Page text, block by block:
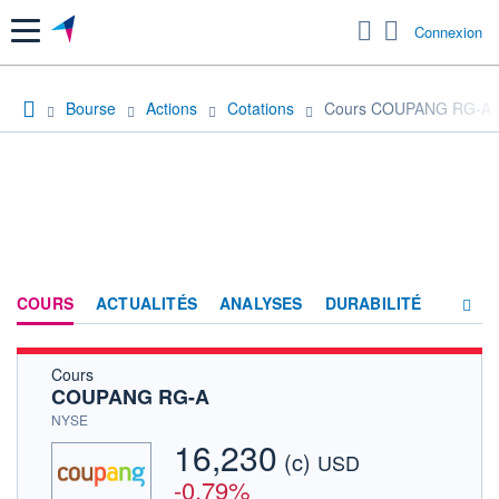
Menu Connexion
Bourse Actions Cotations Cours COUPANG RG-A
COURS ACTUALITÉS ANALYSES DURABILITÉ
PRODUITS DE BOURSE
Cours
COUPANG RG-A
NYSE
16,230 (c) USD
-0,79%